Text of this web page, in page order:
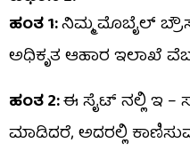
ಹಂತ 1:ನಿಮ್ಮ ಮೊಬೈಲ್
ಅಧಿಕೃತ ಆಹಾರ ಇಲಾಖೆ
ಹಂತ 2:ಈ ಸೈಟ್ ನಲ್ಲಿ ಇ
ಮಾಡಿದರೆ, ಅದರಲ್ಲಿ